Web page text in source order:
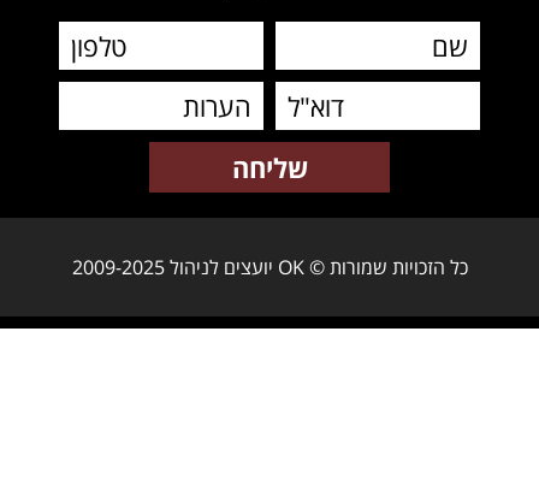
כל הזכויות שמורות © OK יועצים לניהול 2009-2025